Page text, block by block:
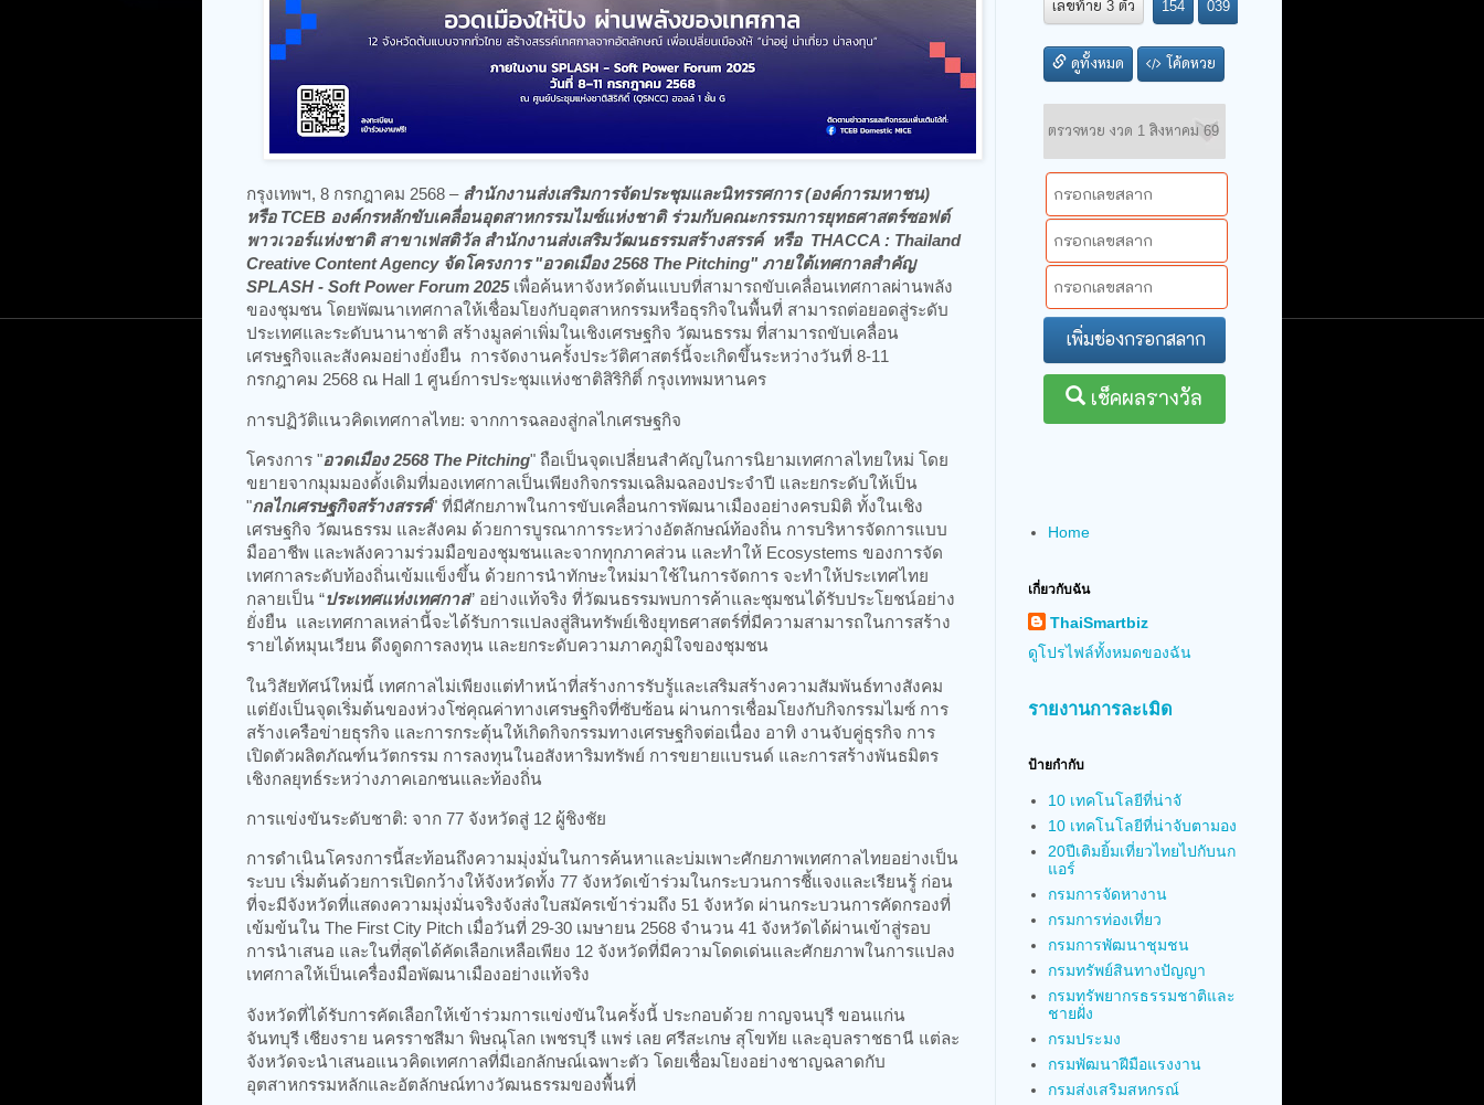
กรุงเทพฯ, 8 กรกฎาคม 2568 – สำนักงานส่งเสริมการจัดประชุมและนิทรรศการ (องค์การมหาชน)
หรือ TCEB องค์กรหลักขับเคลื่อนอุตสาหกรรมไมซ์แห่งชาติ ร่วมกับคณะกรรมการยุทธศาสตร์ซอฟต์
พาวเวอร์แห่งชาติ สาขาเฟสติวัล สำนักงานส่งเสริมวัฒนธรรมสร้างสรรค์ หรือ THACCA : Thailand
Creative Content Agency จัดโครงการ "อวดเมือง 2568 The Pitching" ภายใต้เทศกาลสำคัญ
SPLASH - Soft Power Forum 2025เพื่อค้นหาจังหวัดต้นแบบที่สามารถขับเคลื่อนเทศกาลผ่านพลัง
ของชุมชน โดยพัฒนาเทศกาลให้เชื่อมโยงกับอุตสาหกรรมหรือธุรกิจในพื้นที่ สามารถต่อยอดสู่ระดับ
ประเทศและระดับนานาชาติ สร้างมูลค่าเพิ่มในเชิงเศรษฐกิจ วัฒนธรรม ที่สามารถขับเคลื่อน
เศรษฐกิจและสังคมอย่างยั่งยืน การจัดงานครั้งประวัติศาสตร์นี้จะเกิดขึ้นระหว่างวันที่ 8-11
กรกฎาคม 2568 ณ Hall 1 ศูนย์การประชุมแห่งชาติสิริกิติ์ กรุงเทพมหานคร
การปฏิวัติแนวคิดเทศกาลไทย: จากการฉลองสู่กลไกเศรษฐกิจ
โครงการ "อวดเมือง 2568 The Pitching" ถือเป็นจุดเปลี่ยนสำคัญในการนิยามเทศกาลไทยใหม่ โดย
ขยายจากมุมมองดั้งเดิมที่มองเทศกาลเป็นเพียงกิจกรรมเฉลิมฉลองประจำปี และยกระดับให้เป็น
"กลไกเศรษฐกิจสร้างสรรค์" ที่มีศักยภาพในการขับเคลื่อนการพัฒนาเมืองอย่างครบมิติ ทั้งในเชิง
เศรษฐกิจ วัฒนธรรม และสังคม ด้วยการบูรณาการระหว่างอัตลักษณ์ท้องถิ่น การบริหารจัดการแบบ
มืออาชีพ และพลังความร่วมมือของชุมชนและจากทุกภาคส่วน และทำให้ Ecosystems ของการจัด
เทศกาลระดับท้องถิ่นเข้มแข็งขึ้น ด้วยการนำทักษะใหม่มาใช้ในการจัดการ จะทำให้ประเทศไทย
กลายเป็น “ประเทศแห่งเทศกาล” อย่างแท้จริง ที่วัฒนธรรมพบการค้าและชุมชนได้รับประโยชน์อย่าง
ยั่งยืน และเทศกาลเหล่านี้จะได้รับการแปลงสู่สินทรัพย์เชิงยุทธศาสตร์ที่มีความสามารถในการสร้าง
รายได้หมุนเวียน ดึงดูดการลงทุน และยกระดับความภาคภูมิใจของชุมชน
ในวิสัยทัศน์ใหม่นี้ เทศกาลไม่เพียงแต่ทำหน้าที่สร้างการรับรู้และเสริมสร้างความสัมพันธ์ทางสังคม
แต่ยังเป็นจุดเริ่มต้นของห่วงโซ่คุณค่าทางเศรษฐกิจที่ซับซ้อน ผ่านการเชื่อมโยงกับกิจกรรมไมซ์ การ
สร้างเครือข่ายธุรกิจ และการกระตุ้นให้เกิดกิจกรรมทางเศรษฐกิจต่อเนื่อง อาทิ งานจับคู่ธุรกิจ การ
เปิดตัวผลิตภัณฑ์นวัตกรรม การลงทุนในอสังหาริมทรัพย์ การขยายแบรนด์ และการสร้างพันธมิตร
เชิงกลยุทธ์ระหว่างภาคเอกชนและท้องถิ่น
การแข่งขันระดับชาติ: จาก 77 จังหวัดสู่ 12 ผู้ชิงชัย
การดำเนินโครงการนี้สะท้อนถึงความมุ่งมั่นในการค้นหาและบ่มเพาะศักยภาพเทศกาลไทยอย่างเป็น
ระบบ เริ่มต้นด้วยการเปิดกว้างให้จังหวัดทั้ง 77 จังหวัดเข้าร่วมในกระบวนการชี้แจงและเรียนรู้ ก่อน
ที่จะมีจังหวัดที่แสดงความมุ่งมั่นจริงจังส่งใบสมัครเข้าร่วมถึง 51 จังหวัด ผ่านกระบวนการคัดกรองที่
เข้มข้นใน The First City Pitch เมื่อวันที่ 29-30 เมษายน 2568 จำนวน 41 จังหวัดได้ผ่านเข้าสู่รอบ
การนำเสนอ และในที่สุดได้คัดเลือกเหลือเพียง 12 จังหวัดที่มีความโดดเด่นและศักยภาพในการแปลง
เทศกาลให้เป็นเครื่องมือพัฒนาเมืองอย่างแท้จริง
จังหวัดที่ได้รับการคัดเลือกให้เข้าร่วมการแข่งขันในครั้งนี้ ประกอบด้วย กาญจนบุรี ขอนแก่น
จันทบุรี เชียงราย นครราชสีมา พิษณุโลก เพชรบุรี แพร่ เลย ศรีสะเกษ สุโขทัย และอุบลราชธานี แต่ละ
จังหวัดจะนำเสนอแนวคิดเทศกาลที่มีเอกลักษณ์เฉพาะตัว โดยเชื่อมโยงอย่างชาญฉลาดกับ
อุตสาหกรรมหลักและอัตลักษณ์ทางวัฒนธรรมของพื้นที่
Home
เกี่ยวกับฉัน
ThaiSmartbiz
ดูโปรไฟล์ทั้งหมดของฉัน
รายงานการละเมิด
ป้ายกำกับ
10 เทคโนโลยีที่น่าจั
10 เทคโนโลยีที่น่าจับตามอง
20ปีเติมยิ้มเที่ยวไทยไปกับนก
แอร์
กรมการจัดหางาน
กรมการท่องเที่ยว
กรมการพัฒนาชุมชน
กรมทรัพย์สินทางปัญญา
กรมทรัพยากรธรรมชาติและ
ชายฝั่ง
กรมประมง
กรมพัฒนาฝีมือแรงงาน
กรมส่งเสริมสหกรณ์